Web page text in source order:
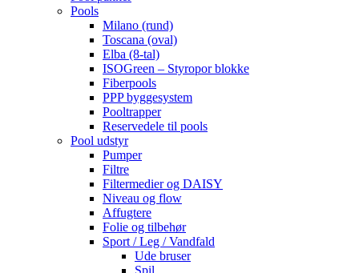
Pools
Milano (rund)
Toscana (oval)
Elba (8-tal)
ISOGreen – Styropor blokke
Fiberpools
PPP byggesystem
Pooltrapper
Reservedele til pools
Pool udstyr
Pumper
Filtre
Filtermedier og DAISY
Niveau og flow
Affugtere
Folie og tilbehør
Sport / Leg / Vandfald
Ude bruser
Spil